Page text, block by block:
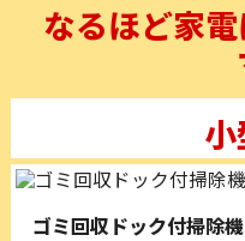
なるほど家
ゴミ回収ドック付掃除機